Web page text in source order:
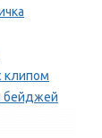
клипом
бейджей